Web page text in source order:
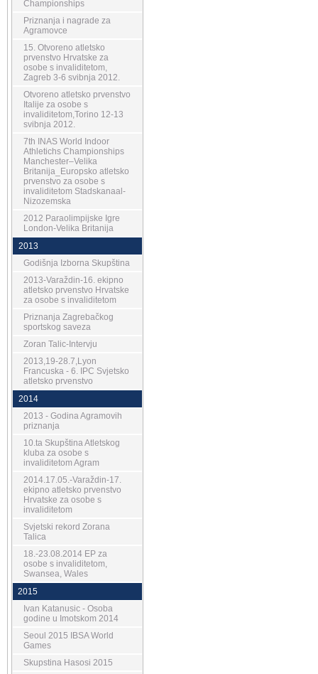
Championships
Priznanja i nagrade za
Agramovce
15. Otvoreno atletsko
prvenstvo Hrvatske za
osobe s invaliditetom,
Zagreb 3-6 svibnja 2012.
Otvoreno atletsko prvenstvo
Italije za osobe s
invaliditetom,Torino 12-13
svibnja 2012.
7th INAS World Indoor
Athletichs Championships
Manchester–Velika
Britanija_Europsko atletsko
prvenstvo za osobe s
invaliditetom Stadskanaal-
Nizozemska
2012 Paraolimpijske Igre
London-Velika Britanija
2013
Godišnja Izborna Skupština
2013-Varaždin-16. ekipno
atletsko prvenstvo Hrvatske
za osobe s invaliditetom
Priznanja Zagrebačkog
sportskog saveza
Zoran Talic-Intervju
2013,19-28.7,Lyon
Francuska - 6. IPC Svjetsko
atletsko prvenstvo
2014
2013 - Godina Agramovih
priznanja
10.ta Skupština Atletskog
kluba za osobe s
invaliditetom Agram
2014.17.05.-Varaždin-17.
ekipno atletsko prvenstvo
Hrvatske za osobe s
invaliditetom
Svjetski rekord Zorana
Talica
18.-23.08.2014 EP za
osobe s invaliditetom,
Swansea, Wales
2015
Ivan Katanusic - Osoba
godine u Imotskom 2014
Seoul 2015 IBSA World
Games
Skupstina Hasosi 2015